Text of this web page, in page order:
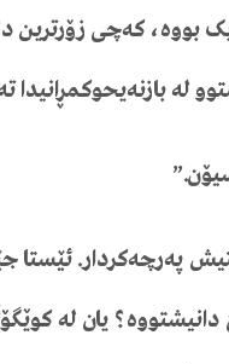
بووە، کەچی زۆرترین
لە بازنەیحوکمڕانیدا
.”
پەرچەکردار.ئێستا
دانیشتووە؟ یان لە کوێ